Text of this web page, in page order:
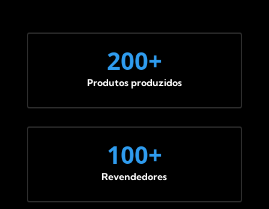
200+
Produtos produzidos
100+
Revendedores